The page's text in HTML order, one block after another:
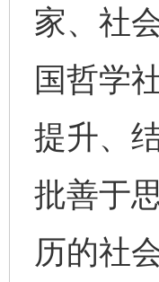
家、社
国哲学
提升、
批善于
历的社